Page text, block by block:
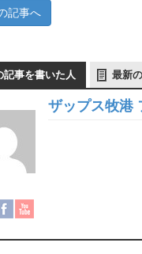
記事へ
記事を書いた人 最新
ザップス牧港